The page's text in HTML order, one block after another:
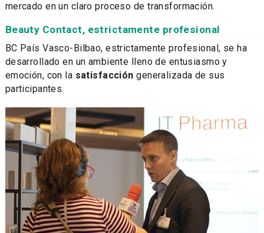
mercado en un claro proceso de transformación.
Beauty Contact, estrictamente profesional
BC País Vasco-Bilbao, estrictamente profesional, se ha
desarrollado en un ambiente lleno de entusiasmo y
emoción, con la satisfacción generalizada de sus
participantes.